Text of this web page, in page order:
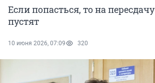
Если попасться, то на
пустят
10 июня 2026, 07:09 320